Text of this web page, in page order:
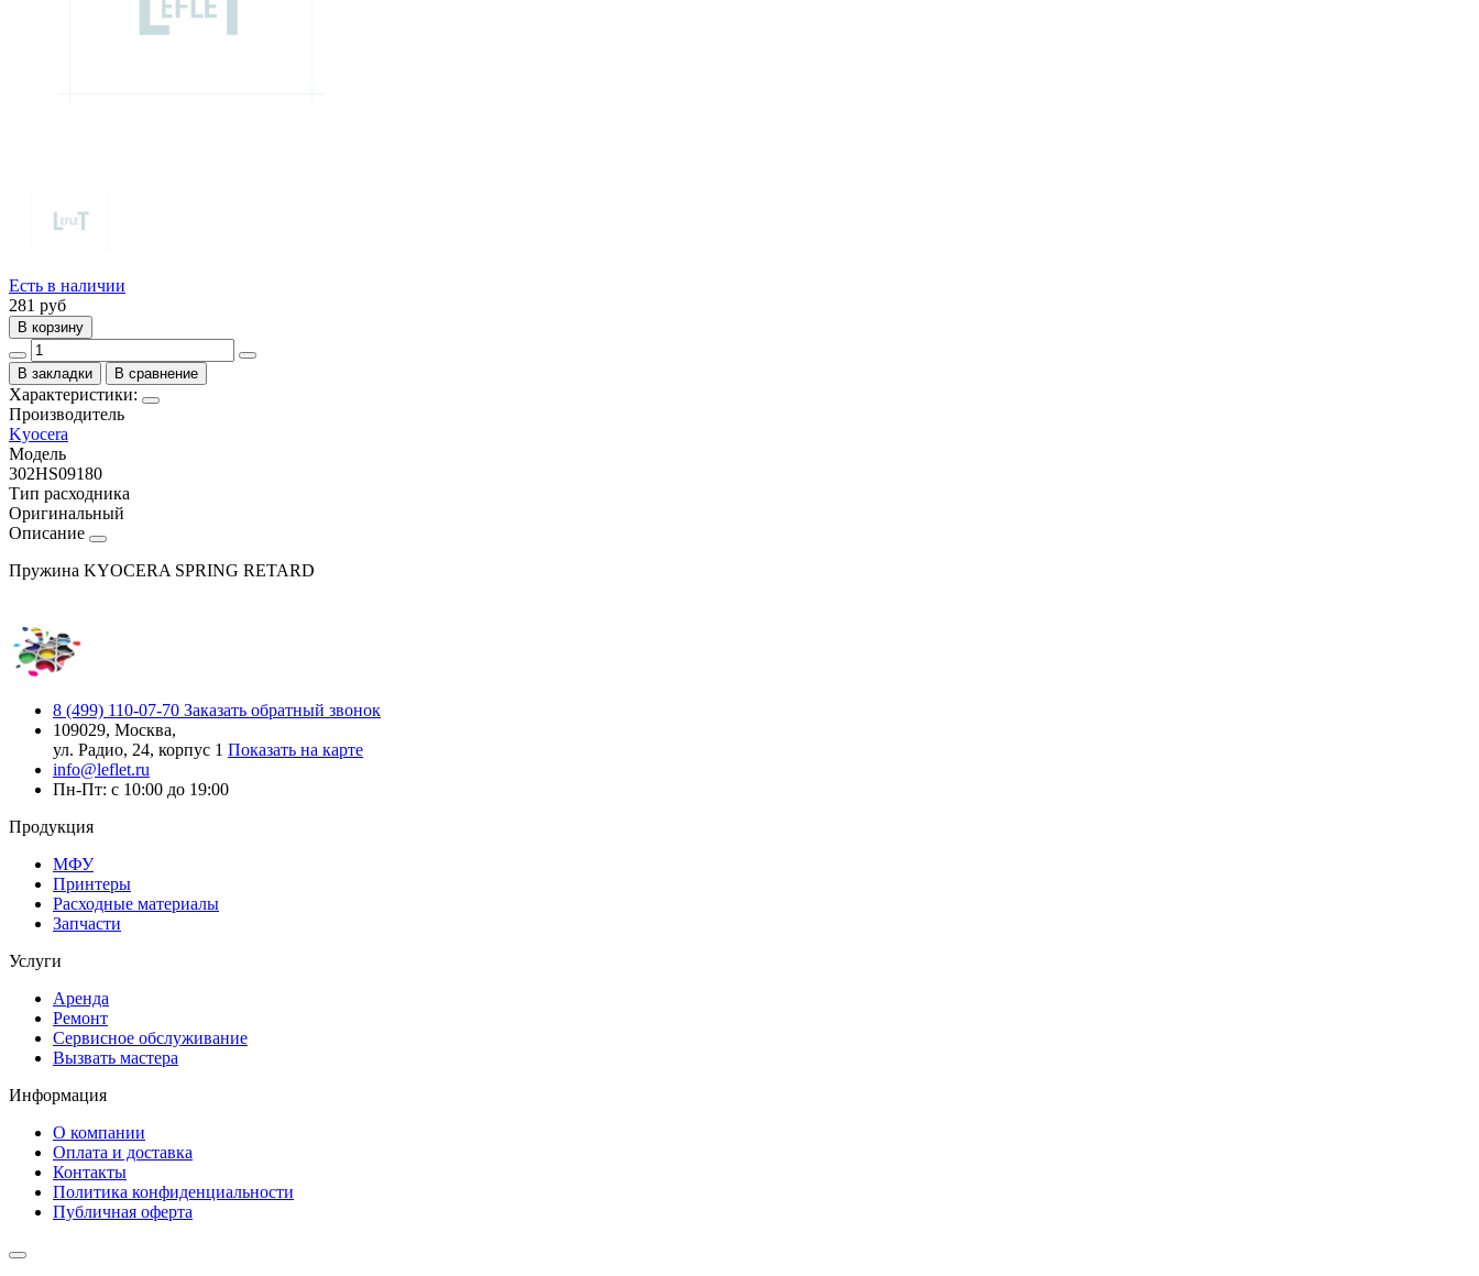
Есть в наличии
281 руб
В корзину
В закладки В сравнение
Характеристики:
Производитель
Kyocera
Модель
302HS09180
Тип расходника
Оригинальный
Описание
Пружина KYOCERA SPRING RETARD
8 (499) 110-07-70 Заказать обратный звонок
109029, Москва,
ул. Радио, 24, корпус 1 Показать на карте
info@leflet.ru
Пн-Пт: с 10:00 до 19:00
Продукция
МФУ
Принтеры
Расходные материалы
Запчасти
Услуги
Аренда
Ремонт
Сервисное обслуживание
Вызвать мастера
Информация
О компании
Оплата и доставка
Контакты
Политика конфиденциальности
Публичная оферта